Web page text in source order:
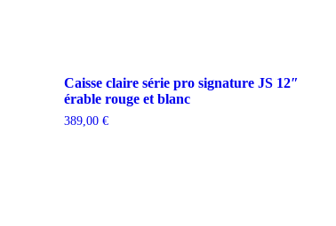
Caisse claire série pro signature JS 12″
érable rouge et blanc
389,00 €